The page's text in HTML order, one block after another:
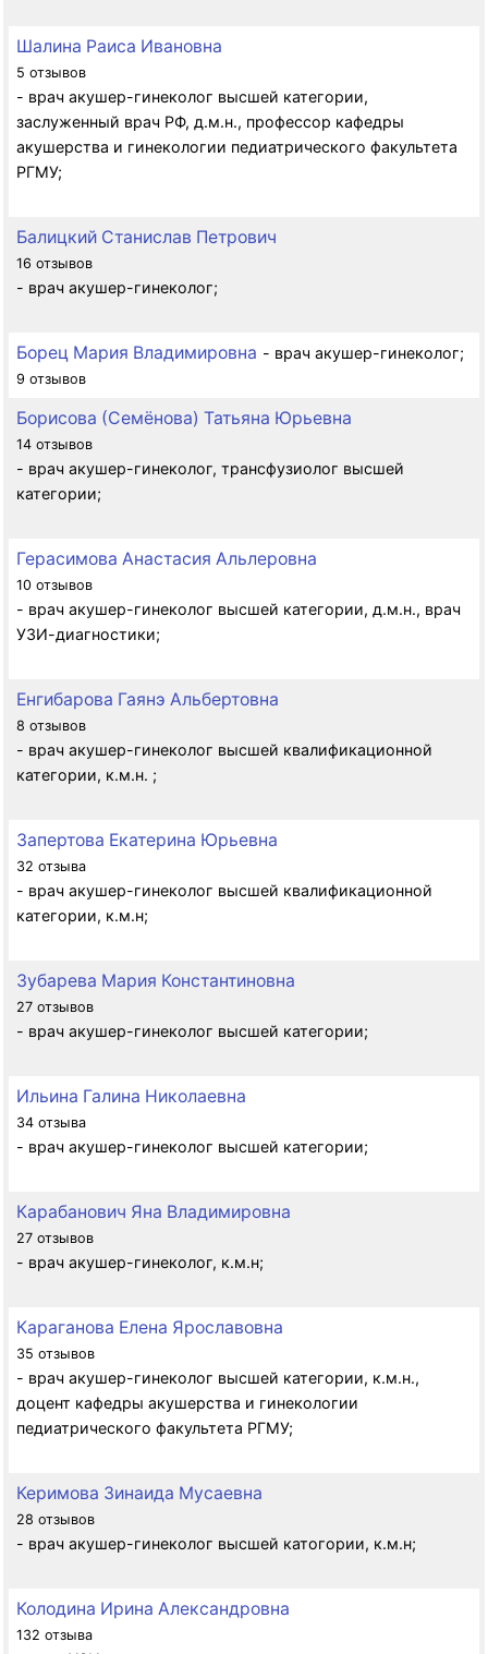
Шалина Раиса Ивановна
5 отзывов
- врач акушер-гинеколог высшей категории,
заслуженный врач РФ, д.м.н., профессор кафедры
акушерства и гинекологии педиатрического факультета
РГМУ;
Балицкий Станислав Петрович
16 отзывов
- врач акушер-гинеколог;
Борец Мария Владимировна
9 отзывов
- врач акушер-гинеколог;
Борисова (Семёнова) Татьяна Юрьевна
14 отзывов
- врач акушер-гинеколог, трансфузиолог высшей
категории;
Герасимова Анастасия Альлеровна
10 отзывов
- врач акушер-гинеколог высшей категории, д.м.н., врач
УЗИ-диагностики;
Енгибарова Гаянэ Альбертовна
8 отзывов
- врач акушер-гинеколог высшей квалификационной
категории, к.м.н. ;
Запертова Екатерина Юрьевна
32 отзыва
- врач акушер-гинеколог высшей квалификационной
категории, к.м.н;
Зубарева Мария Константиновна
27 отзывов
- врач акушер-гинеколог высшей категории;
Ильина Галина Николаевна
34 отзыва
- врач акушер-гинеколог высшей категории;
Карабанович Яна Владимировна
27 отзывов
- врач акушер-гинеколог, к.м.н;
Караганова Елена Ярославовна
35 отзывов
- врач акушер-гинеколог высшей категории, к.м.н.,
доцент кафедры акушерства и гинекологии
педиатрического факультета РГМУ;
Керимова Зинаида Мусаевна
28 отзывов
- врач акушер-гинеколог высшей катогории, к.м.н;
Колодина Ирина Александровна
132 отзыва